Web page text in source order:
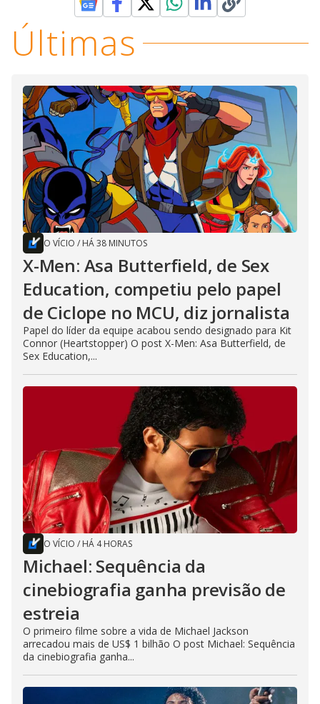
Últimas
O VÍCIO / HÁ 38 MINUTOS
X-Men: Asa Butterfield, de Sex
Education, competiu pelo papel
de Ciclope no MCU, diz jornalista
Papel do líder da equipe acabou sendo designado para Kit
Connor (Heartstopper) O post X-Men: Asa Butterfield, de
Sex Education,...
O VÍCIO / HÁ 4 HORAS
Michael: Sequência da
cinebiografia ganha previsão de
estreia
O primeiro filme sobre a vida de Michael Jackson
arrecadou mais de US$ 1 bilhão O post Michael: Sequência
da cinebiografia ganha...